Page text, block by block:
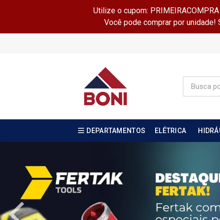
Utilize o cupom:
Você pode comprar por unidade!
DEPARTAMENTOS ELÉTRICA